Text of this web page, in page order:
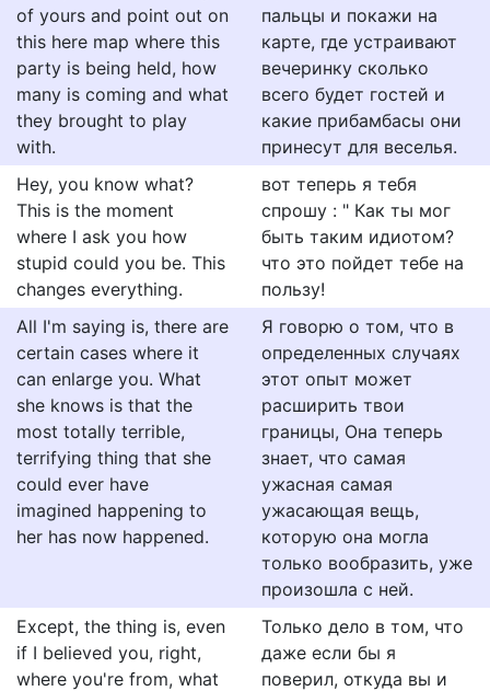
of yours and point out on
this here map where this
party is being held, how
many is coming and what
they brought to play
with.
пальцы и покажи на
карте, где устраивают
вечеринку сколько
всего будет гостей и
какие прибамбасы они
принесут для веселья.
Hey, you know what?
This is the moment
where I ask you how
stupid could you be. This
changes everything.
вот теперь я тебя
спрошу : " Как ты мог
быть таким идиотом?
что это пойдет тебе на
пользу!
All I'm saying is, there are
certain cases where it
can enlarge you. What
she knows is that the
most totally terrible,
terrifying thing that she
could ever have
imagined happening to
her has now happened.
Я говорю о том, что в
определенных случаях
этот опыт может
расширить твои
границы, Она теперь
знает, что самая
ужасная самая
ужасающая вещь,
которую она могла
только вообразить, уже
произошла с ней.
Except, the thing is, even
if I believed you, right,
where you're from, what
Только дело в том, что
даже если бы я
поверил, откуда вы и